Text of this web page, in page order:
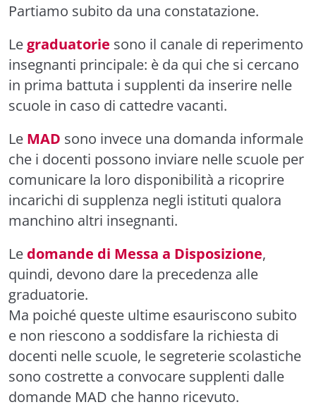
Partiamo subito da una constatazione.
Le graduatorie sono il canale di reperimento
insegnanti principale: è da qui che si cercano
in prima battuta i supplenti da inserire nelle
scuole in caso di cattedre vacanti.
Le MAD sono invece una domanda informale
che i docenti possono inviare nelle scuole per
comunicare la loro disponibilità a ricoprire
incarichi di supplenza negli istituti qualora
manchino altri insegnanti.
Le domande di Messa a Disposizione,
quindi, devono dare la precedenza alle
graduatorie.
Ma poiché queste ultime esauriscono subito
e non riescono a soddisfare la richiesta di
docenti nelle scuole, le segreterie scolastiche
sono costrette a convocare supplenti dalle
domande MAD che hanno ricevuto.